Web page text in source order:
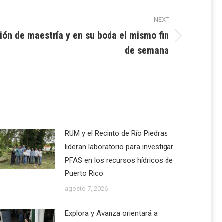
NEXT
de maestría y en su boda el mismo fin
de semana
RUM y el Recinto de Río Piedras
lideran laboratorio para investigar
PFAS en los recursos hídricos de
Puerto Rico
agosto 7, 2026
Explora y Avanza orientará a